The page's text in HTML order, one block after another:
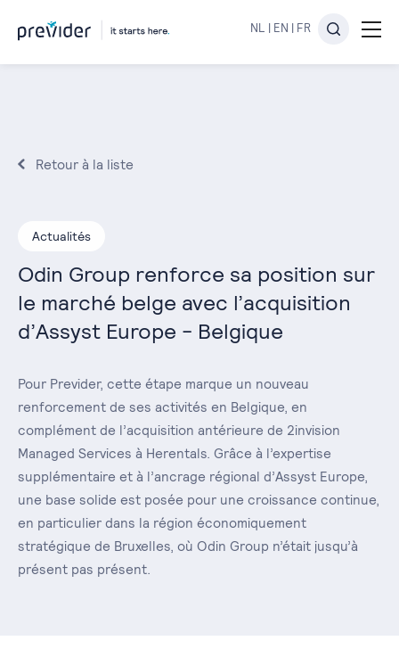
NL | EN | FR
Retour à la liste
Actualités
Odin Group renforce sa position sur
le marché belge avec l’acquisition
d’Assyst Europe - Belgique
Pour Previder, cette étape marque un nouveau
renforcement de ses activités en Belgique, en
complément de l’acquisition antérieure de 2invision
Managed Services à Herentals. Grâce à l’expertise
supplémentaire et à l’ancrage régional d’Assyst Europe,
une base solide est posée pour une croissance continue,
en particulier dans la région économiquement
stratégique de Bruxelles, où Odin Group n’était jusqu’à
présent pas présent.